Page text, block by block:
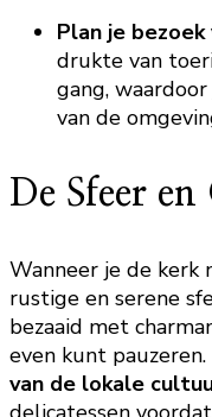
Plan je
drukte van
gang,
van de
De Sfeer
Wanneer je de kerk
rustige en serene
bezaaid met
even kunt pauzeren.
van de lokale